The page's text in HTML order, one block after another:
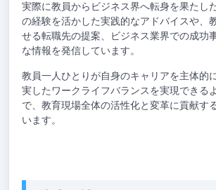
実際に教員からビジネス界へ転身を果たし
の経験を活かした実践的なアドバイスや、
せる転職先の提案、ビジネス業界での成功
な情報を発信しています。
教員一人ひとりが自身のキャリアを主体的
実したワークライフバランスを実現できる
で、教育現場全体の活性化と変革に貢献す
います。